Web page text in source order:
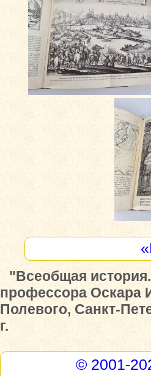
"Всеобщая
профессора Оскара
Полевого, Санкт-
г.
© 2001-